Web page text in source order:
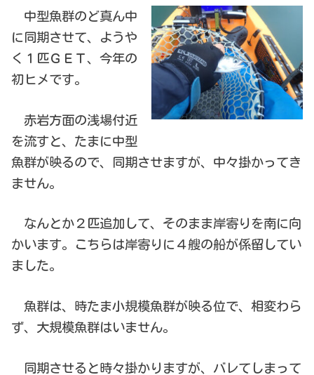
中型魚群のど真ん中
に同期させて、ようや
く１匹ＧＥＴ、今年の
初ヒメです。
赤岩方面の浅場付近
を流すと、たまに中型
魚群が映るので、同期させますが、中々掛かってき
ません。
なんとか２匹追加して、そのまま岸寄りを南に向
かいます。こちらは岸寄りに４艘の船が係留してい
ました。
魚群は、時たま小規模魚群が映る位で、相変わら
ず、大規模魚群はいません。
同期させると時々掛かりますが、バレてしまって